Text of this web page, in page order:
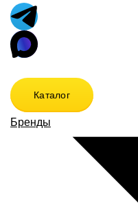
Каталог
Бренды